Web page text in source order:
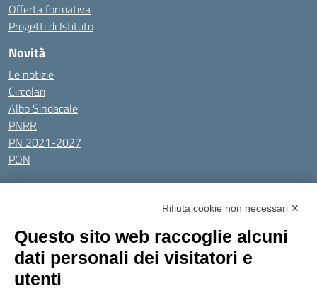
Offerta formativa
Progetti di Istituto
Novità
Le notizie
Circolari
Albo Sindacale
PNRR
PN 2021-2027
PON
Tutti gli argomenti
Amministrazione Trasparente
Privacy Policy
Dichiarazione di accessibilitàObiettivi di accessibilità
Seguici su:
Rifiuta cookie non necessari ✕
Questo sito web raccoglie alcuni
dati personali dei visitatori e
utenti